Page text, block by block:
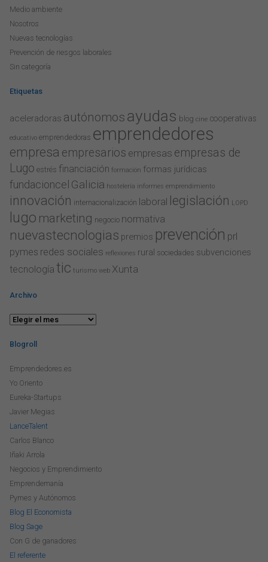
Medio ambiente
Nosotros
Nuevas tecnologías
Prevención de riesgos laborales
Sin categoría
Etiquetas
aceleradoras autónomos ayudas blog cine cooperativas
educativo emprendedoras emprendedores
empresa empresarios empresas empresas de
Lugo estrés financiación formación formas jurídicas
fundacioncel Galicia hostelería informes emprendimiento
innovación internacionalización laboral legislación LOPD
lugo marketing negocio normativa
nuevastecnologias premios prevención prl
pymes redes sociales reflexiones rural sociedades subvenciones
tecnología tic turismo web Xunta
Archivo
Archivo
Blogroll
Emprendedores.es
Yo Oriento
Eureka-Startups
Javier Megias
LanceTalent
Carlos Blanco
Iñaki Arrola
Negocios y Emprendimiento
Emprendemanía
Pymes y Autónomos
Blog El Economista
Blog Sage
Con G de ganadores
El referente